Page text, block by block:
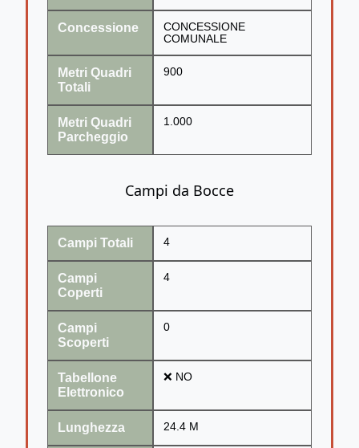
Concessione
CONCESSIONE
COMUNALE
Metri Quadri
Totali
900
Metri Quadri
Parcheggio
1.000
Campi da Bocce
Campi Totali 4
Campi
Coperti
4
Campi
Scoperti
0
Tabellone
Elettronico
❌ NO
Lunghezza 24.4 M